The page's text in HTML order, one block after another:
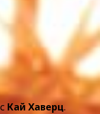
Кай Хаверц.